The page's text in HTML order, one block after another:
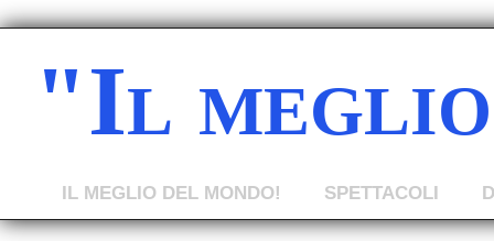
"Il
IL MEGLIO DEL MONDO! SPETTACOLI